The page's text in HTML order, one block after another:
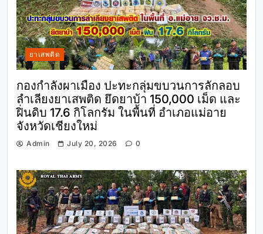
ยาเสพติด
กองกำลังผาเมือง ปะทะกลุ่มขบวนการลักลอบ
ลำเลียงยาเสพติด ยึดยาบ้า 150,000 เม็ด และ
ฝิ่นดิบ 17.6 กิโลกรัม ในพื้นที่ อำเภอแม่อาย
จังหวัดเชียงใหม่
Admin July 20, 2026 0